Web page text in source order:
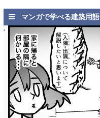
マンガで学べる建築用語